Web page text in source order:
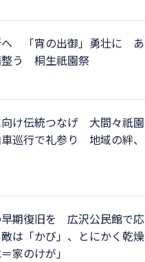
へ 「宵の出御」勇壮に あ
整う 桐生祇園祭
向け伝統つなげ 大間々祇園
巡行で礼参り 地域の絆、
早期復旧を 広沢公民館で応
は「かび」、とにかく乾燥
家のけが」